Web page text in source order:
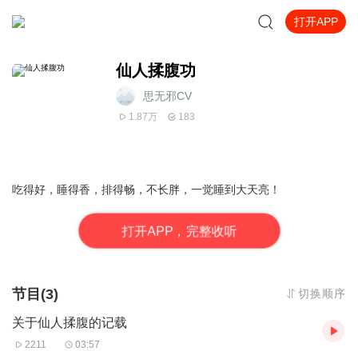
打开APP
仙人揉腹功
思无邪CV
1.87万 183
吃得好，睡得香，排得畅，不长胖，一觉睡到大天亮！
打开APP，完整收听
节目(3) 切换顺序
关于仙人揉腹的记载
2211 03:57